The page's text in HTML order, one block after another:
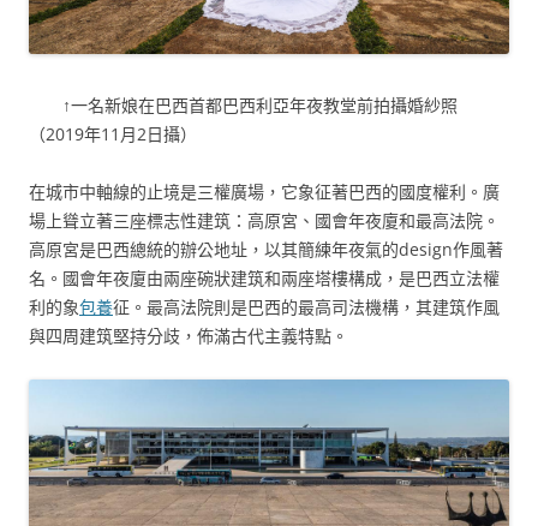
↑一名新娘在巴西首都巴西利亞年夜教堂前拍攝婚紗照
（2019年11月2日攝）
在城市中軸線的止境是三權廣場，它象征著巴西的國度權利。廣
場上聳立著三座標志性建筑：高原宮、國會年夜廈和最高法院。
高原宮是巴西總統的辦公地址，以其簡練年夜氣的design作風著
名。國會年夜廈由兩座碗狀建筑和兩座塔樓構成，是巴西立法權
利的象包養征。最高法院則是巴西的最高司法機構，其建筑作風
與四周建筑堅持分歧，佈滿古代主義特點。